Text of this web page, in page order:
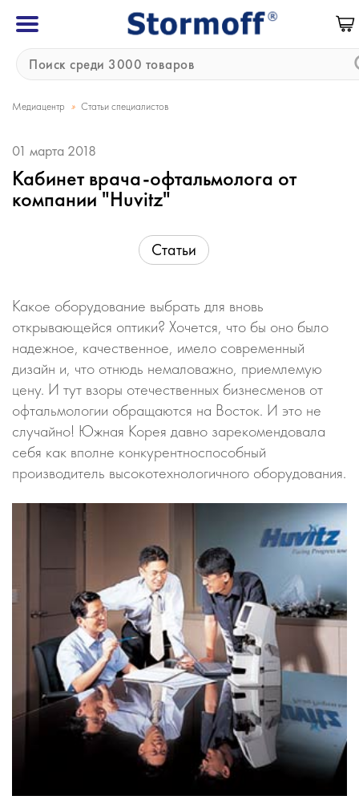
Медиацентр » Статьи специалистов
01 марта 2018
Кабинет врача-офтальмолога от
компании "Huvitz"
Статьи
Какое оборудование выбрать для вновь
открывающейся оптики? Хочется, что бы оно было
надежное, качественное, имело современный
дизайн и, что отнюдь немаловажно, приемлемую
цену. И тут взоры отечественных бизнесменов от
офтальмологии обращаются на Восток. И это не
случайно! Южная Корея давно зарекомендовала
себя как вполне конкурентноспособный
производитель высокотехнологичного оборудования.